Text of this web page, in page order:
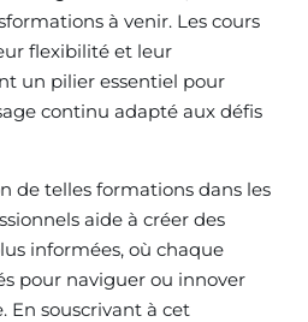
à venir. Les cours
flexibilité et leur
un pilier essentiel pour
continu adapté aux défis
de telles formations dans les
aide à créer des
informées, où chaque
pour naviguer ou innover
En souscrivant à cet